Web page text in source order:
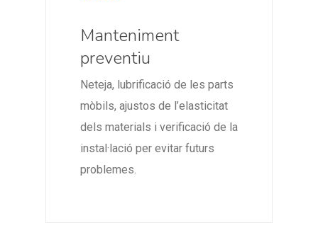
Manteniment
preventiu
Neteja, lubrificació de les parts
mòbils, ajustos de l’elasticitat
dels materials i verificació de la
instal·lació per evitar futurs
problemes.